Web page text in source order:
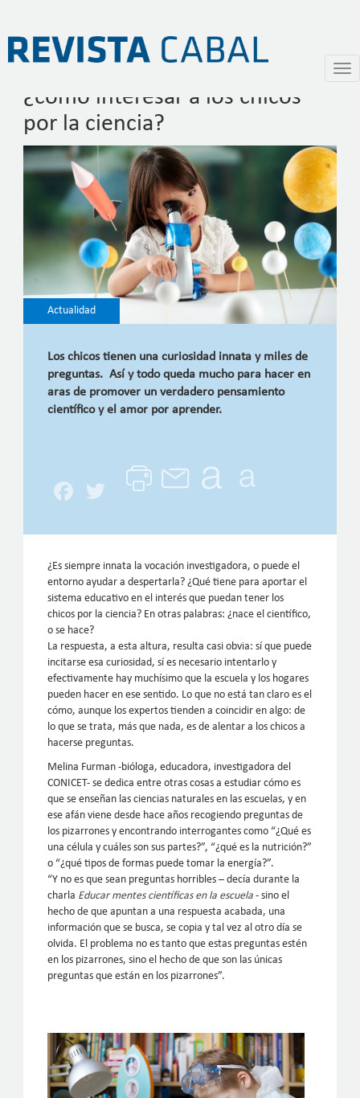
Pasar
contenido
Encendiendo el asombro:
¿cómo interesar a los chicos
por la ciencia?
Actualidad
Los chicos tienen una curiosidad innata y miles de
preguntas. Así y todo queda mucho para hacer en
aras de promover un verdadero pensamiento
científico y el amor por aprender.
Facebook
Twitter
¿Es siempre innata la vocación investigadora, o puede el
entorno ayudar a despertarla? ¿Qué tiene para aportar el
sistema educativo en el interés que puedan tener los
chicos por la ciencia? En otras palabras: ¿nace el científico,
o se hace?
La respuesta, a esta altura, resulta casi obvia: sí que puede
incitarse esa curiosidad, sí es necesario intentarlo y
efectivamente hay muchísimo que la escuela y los hogares
pueden hacer en ese sentido. Lo que no está tan claro es el
cómo, aunque los expertos tienden a coincidir en algo: de
lo que se trata, más que nada, es de alentar a los chicos a
hacerse preguntas.
Melina Furman -bióloga, educadora, investigadora del
CONICET- se dedica entre otras cosas a estudiar cómo es
que se enseñan las ciencias naturales en las escuelas, y en
ese afán viene desde hace años recogiendo preguntas de
los pizarrones y encontrando interrogantes como “¿Qué es
una célula y cuáles son sus partes?”, “¿qué es la nutrición?”
o “¿qué tipos de formas puede tomar la energía?”.
“Y no es que sean preguntas horribles – decía durante la
charla Educar mentes científicas en la escuela - sino el
hecho de que apuntan a una respuesta acabada, una
información que se busca, se copia y tal vez al otro día se
olvida. El problema no es tanto que estas preguntas estén
en los pizarrones, sino el hecho de que son las únicas
preguntas que están en los pizarrones”.